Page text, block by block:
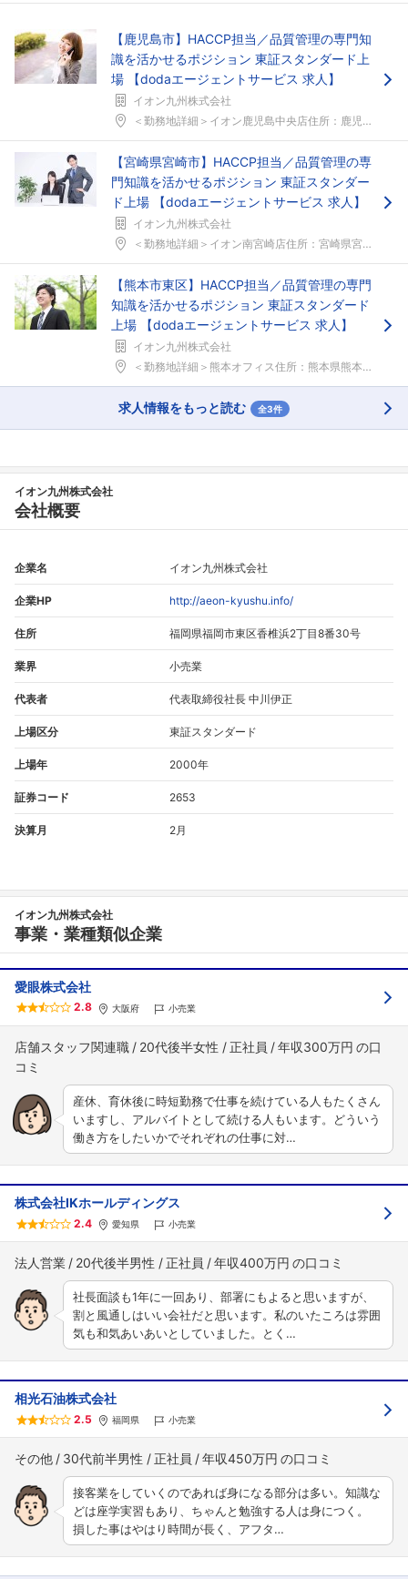
【鹿児島市】HACCP担当／品質管理の専門知
識を活かせるポジション 東証スタンダード上
場 【dodaエージェントサービス 求人】
イオン九州株式会社
＜勤務地詳細＞イオン鹿児島中央店住所：鹿児島県鹿児...
【宮崎県宮崎市】HACCP担当／品質管理の専
門知識を活かせるポジション 東証スタンダー
ド上場 【dodaエージェントサービス 求人】
イオン九州株式会社
＜勤務地詳細＞イオン南宮崎店住所：宮崎県宮崎市大淀...
【熊本市東区】HACCP担当／品質管理の専門
知識を活かせるポジション 東証スタンダード
上場 【dodaエージェントサービス 求人】
イオン九州株式会社
＜勤務地詳細＞熊本オフィス住所：熊本県熊本市東区戸...
求人情報をもっと読む 全3件
イオン九州株式会社
会社概要
企業名 イオン九州株式会社
企業HP http://aeon-kyushu.info/
住所 福岡県福岡市東区香椎浜2丁目8番30号
業界 小売業
代表者 代表取締役社長 中川伊正
上場区分 東証スタンダード
上場年 2000年
証券コード 2653
決算月 2月
イオン九州株式会社
事業・業種類似企業
愛眼株式会社
2.8 大阪府 小売業
店舗スタッフ関連職 20代後半女性 正社員 年収300万円
産休、育休後に時短勤務で仕事を続けている人もたくさん
いますし、アルバイトとして続ける人もいます。どういう
働き方をしたいかでそれぞれの仕事に対…
株式会社IKホールディングス
2.4 愛知県 小売業
法人営業 20代後半男性 正社員 年収400万円
社長面談も1年に一回あり、部署にもよると思いますが、
割と風通しはいい会社だと思います。私のいたころは雰囲
気も和気あいあいとしていました。とく…
相光石油株式会社
2.5 福岡県 小売業
その他 30代前半男性 正社員 年収450万円
接客業をしていくのであれば身になる部分は多い。知識な
どは座学実習もあり、ちゃんと勉強する人は身につく。
損した事はやはり時間が長く、アフタ…